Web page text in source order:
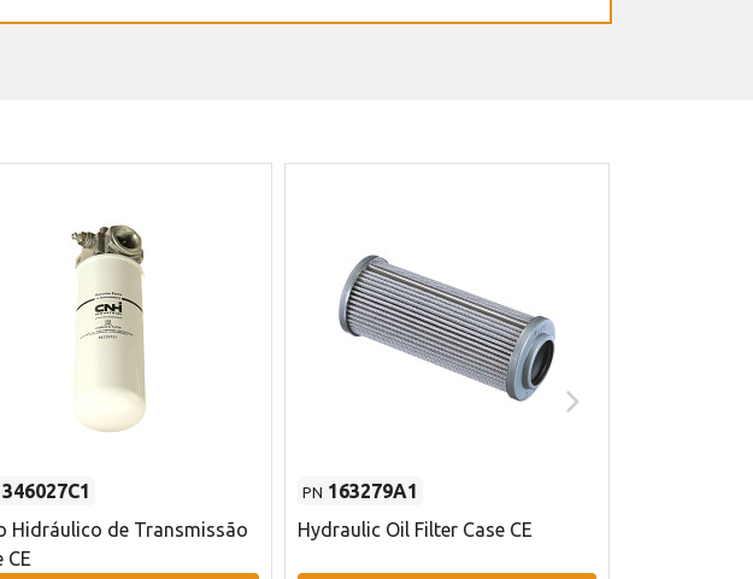
Hidráulico de Transmissão
CE
PN 163279A1
Hydraulic Oil Filter Case CE